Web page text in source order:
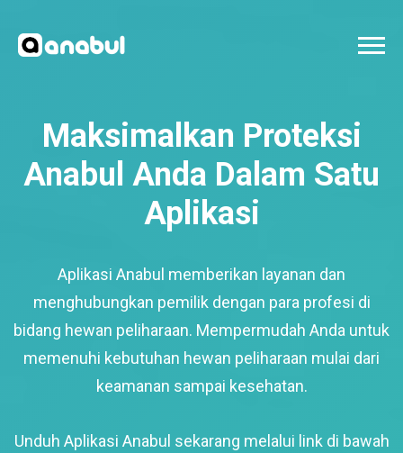
Maksimalkan Proteksi
Anabul Anda Dalam Satu
Aplikasi
Aplikasi Anabul memberikan layanan dan
menghubungkan pemilik dengan para profesi di
bidang hewan peliharaan. Mempermudah Anda untuk
memenuhi kebutuhan hewan peliharaan mulai dari
keamanan sampai kesehatan.
Unduh Aplikasi Anabul sekarang melalui link di bawah